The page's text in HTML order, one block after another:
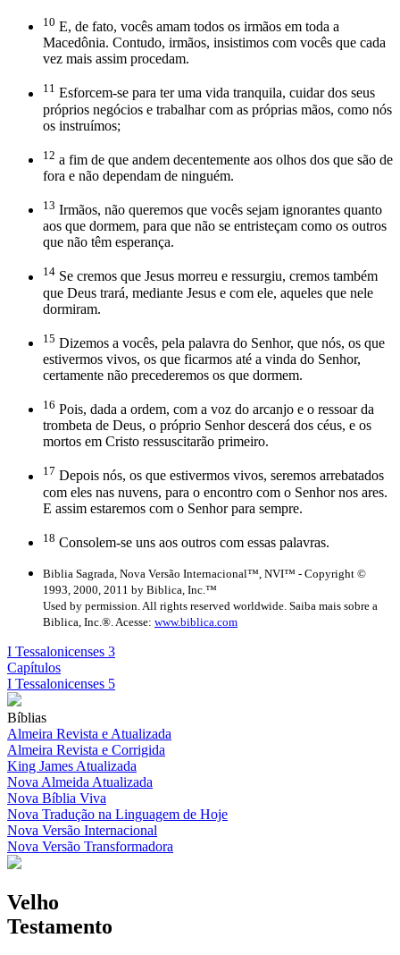
10 E, de fato, vocês amam todos os irmãos em toda a
Macedônia. Contudo, irmãos, insistimos com vocês que cada
vez mais assim procedam.
11 Esforcem-se para ter uma vida tranquila, cuidar dos seus
próprios negócios e trabalhar com as próprias mãos, como nós
os instruímos;
12 a fim de que andem decentemente aos olhos dos que são de
fora e não dependam de ninguém.
13 Irmãos, não queremos que vocês sejam ignorantes quanto
aos que dormem, para que não se entristeçam como os outros
que não têm esperança.
14 Se cremos que Jesus morreu e ressurgiu, cremos também
que Deus trará, mediante Jesus e com ele, aqueles que nele
dormiram.
15 Dizemos a vocês, pela palavra do Senhor, que nós, os que
estivermos vivos, os que ficarmos até a vinda do Senhor,
certamente não precederemos os que dormem.
16 Pois, dada a ordem, com a voz do arcanjo e o ressoar da
trombeta de Deus, o próprio Senhor descerá dos céus, e os
mortos em Cristo ressuscitarão primeiro.
17 Depois nós, os que estivermos vivos, seremos arrebatados
com eles nas nuvens, para o encontro com o Senhor nos ares.
E assim estaremos com o Senhor para sempre.
18 Consolem-se uns aos outros com essas palavras.
Biblia Sagrada, Nova Versão Internacional™, NVI™ - Copyright ©
1993, 2000, 2011 by Biblica, Inc.™
Used by permission. All rights reserved worldwide. Saiba mais sobre a
Biblica, Inc.®. Acesse: www.biblica.com
I Tessalonicenses 3
Capítulos
I Tessalonicenses 5
Bíblias
Almeira Revista e Atualizada
Almeira Revista e Corrigida
King James Atualizada
Nova Almeida Atualizada
Nova Bíblia Viva
Nova Tradução na Linguagem de Hoje
Nova Versão Internacional
Nova Versão Transformadora
Velho
Testamento